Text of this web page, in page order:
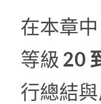
在本章
等級 20
行總結